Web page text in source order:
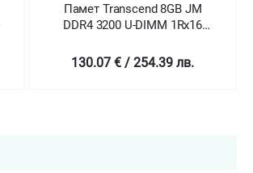
Памет Transcend 8GB JM
DDR4 3200 U-DIMM 1Rx16
130.07 € / 254.39 лв.